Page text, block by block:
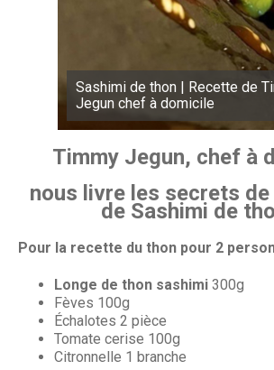
Sashimi de thon | Recette de
Jegun chef à domicile
Timmy Jegun, chef à
nous livre les secrets
de Sashimi de
Pour la recette du thon pour 2
Longe de thon sashimi 300g
Fèves 100g
Échalotes 2 pièce
Tomate cerise 100g
Citronnelle 1 branche